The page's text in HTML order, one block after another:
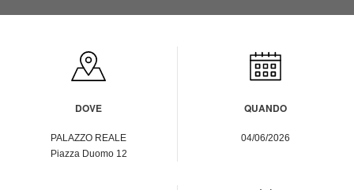
DOVE
PALAZZO REALE
Piazza Duomo 12
QUANDO
04/06/2026